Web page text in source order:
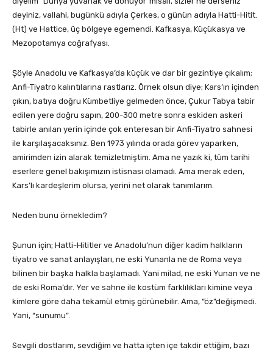
deyiniz, vallahi, bugünkü adıyla Çerkes, o günün adıyla Hatti-Hitit.
(Ht) ve Hattice, üç bölgeye egemendi. Kafkasya, Küçükasya ve
Mezopotamya coğrafyası.
Şöyle Anadolu ve Kafkasya’da küçük ve dar bir gezintiye çıkalım;
Anfi-Tiyatro kalıntılarına rastlarız. Örnek olsun diye; Kars’ın içinden
çıkın, batıya doğru Kümbetliye gelmeden önce, Çukur Tabya tabir
edilen yere doğru sapın, 200-300 metre sonra eskiden askeri
tabirle anılan yerin içinde çok enteresan bir Anfi-Tiyatro sahnesi
ile karşılaşacaksınız. Ben 1973 yılında orada görev yaparken,
amirimden izin alarak temizletmiştim. Ama ne yazık ki, tüm tarihi
eserlere genel bakışımızın istisnası olamadı. Ama merak eden,
Kars’lı kardeşlerim olursa, yerini net olarak tanımlarım.
Neden bunu örnekledim?
Şunun için; Hatti-Hititler ve Anadolu’nun diğer kadim halkların
tiyatro ve sanat anlayışları, ne eski Yunanla ne de Roma veya
bilinen bir başka halkla başlamadı. Yani milad, ne eski Yunan ve ne
de eski Roma’dır. Yer ve sahne ile kostüm farklılıkları kimine veya
kimlere göre daha tekamül etmiş görünebilir. Ama, “öz”değişmedi.
Yani, “sunumu”.
Sevgili dostlarım, sevdiğim ve hatta içten içe takdir ettiğim, bazı